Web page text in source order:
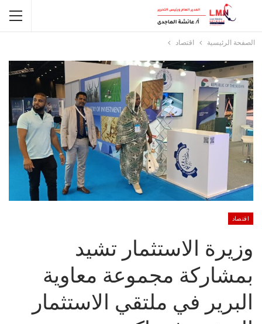
الصفحة الرئيسية اقتصاد
اقتصاد
وزيرة الاستثمار تشيد
بمشاركة مجموعة معاوية
البرير في ملتقي الاستثمار